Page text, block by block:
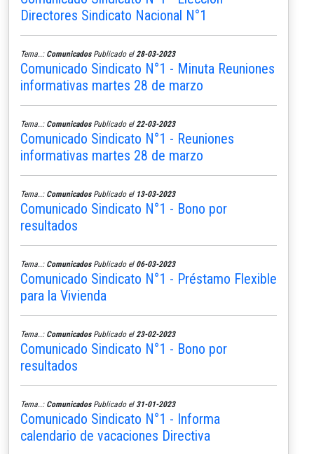
Directores Sindicato Nacional N°1
Tema..: ComunicadosPublicado el 28-03-2023
Comunicado Sindicato N°1 - Minuta Reuniones
informativas martes 28 de marzo
Tema..: ComunicadosPublicado el 22-03-2023
Comunicado Sindicato N°1 - Reuniones
informativas martes 28 de marzo
Tema..: ComunicadosPublicado el 13-03-2023
Comunicado Sindicato N°1 - Bono por
resultados
Tema..: ComunicadosPublicado el 06-03-2023
Comunicado Sindicato N°1 - Préstamo Flexible
para la Vivienda
Tema..: ComunicadosPublicado el 23-02-2023
Comunicado Sindicato N°1 - Bono por
resultados
Tema..: ComunicadosPublicado el 31-01-2023
Comunicado Sindicato N°1 - Informa
calendario de vacaciones Directiva